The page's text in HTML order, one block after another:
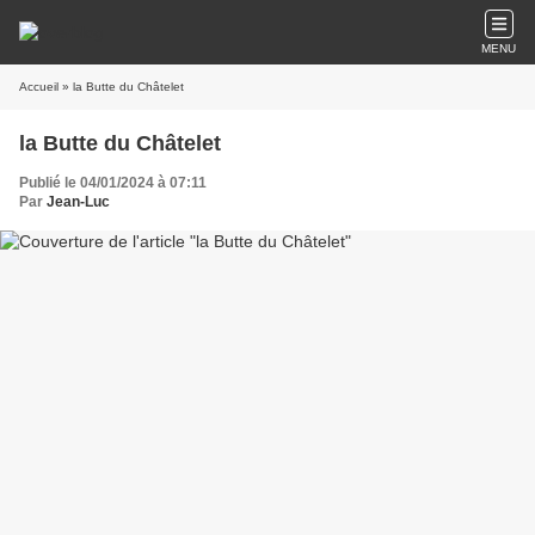
MENU
Accueil » la Butte du Châtelet
la Butte du Châtelet
Publié le 04/01/2024 à 07:11
Par Jean-Luc